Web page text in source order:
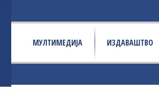
МУЛТИМЕДИЈА ИЗДАВАШТВО